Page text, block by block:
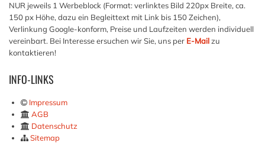
NUR jeweils 1 Werbeblock (Format: verlinktes Bild 220px Breite, ca.
150 px Höhe, dazu ein Begleittext mit Link bis 150 Zeichen),
Verlinkung Google-konform, Preise und Laufzeiten werden individuell
vereinbart. Bei Interesse ersuchen wir Sie, uns per E-Mailzu
kontaktieren!
INFO-LINKS
Impressum
AGB
Datenschutz
Sitemap